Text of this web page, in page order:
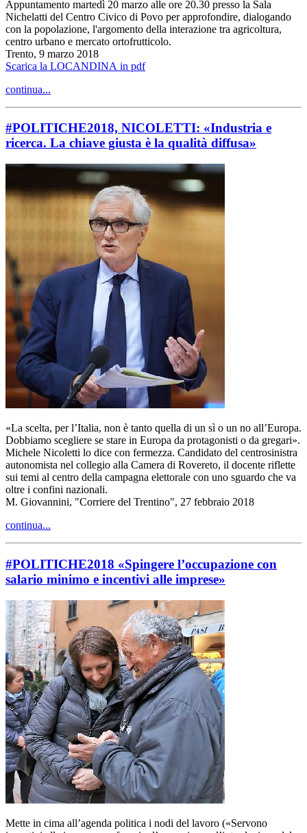
Appuntamento martedì 20 marzo alle ore 20.30 presso la Sala
Nichelatti del Centro Civico di Povo per approfondire, dialogando
con la popolazione, l'argomento della interazione tra agricoltura,
centro urbano e mercato ortofrutticolo.
Trento, 9 marzo 2018
Scarica la LOCANDINA in pdf
continua...
#POLITICHE2018, NICOLETTI: «Industria e
ricerca. La chiave giusta è la qualità diffusa»
«La scelta, per l’Italia, non è tanto quella di un sì o un no all’Europa.
Dobbiamo scegliere se stare in Europa da protagonisti o da gregari».
Michele Nicoletti lo dice con fermezza. Candidato del centrosinistra
autonomista nel collegio alla Camera di Rovereto, il docente riflette
sui temi al centro della campagna elettorale con uno sguardo che va
oltre i confini nazionali.
M. Giovannini, "Corriere del Trentino", 27 febbraio 2018
continua...
#POLITICHE2018 «Spingere l’occupazione con
salario minimo e incentivi alle imprese»
Mette in cima all’agenda politica i nodi del lavoro («Servono